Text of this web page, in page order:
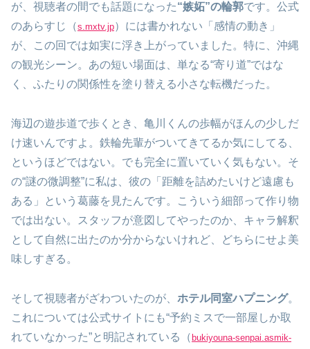
が、視聴者の間でも話題になった“嫉妬”の輪郭です。公式
のあらすじ（s.mxtv.jp）には書かれない「感情の動き」
が、この回では如実に浮き上がっていました。特に、沖縄
の観光シーン。あの短い場面は、単なる“寄り道”ではな
く、ふたりの関係性を塗り替える小さな転機だった。
海辺の遊歩道で歩くとき、亀川くんの歩幅がほんの少しだ
け速いんですよ。鉄輪先輩がついてきてるか気にしてる、
というほどではない。でも完全に置いていく気もない。そ
の“謎の微調整”に私は、彼の「距離を詰めたいけど遠慮も
ある」という葛藤を見たんです。こういう細部って作り物
では出ない。スタッフが意図してやったのか、キャラ解釈
として自然に出たのか分からないけれど、どちらにせよ美
味しすぎる。
そして視聴者がざわついたのが、 ホテル同室ハプニング。
これについては公式サイトにも“予約ミスで一部屋しか取
れていなかった”と明記されている（ bukiyouna-senpai.asmik-